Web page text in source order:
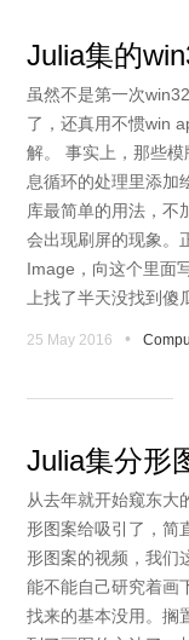
Julia集的
虽然不是第一次
了，还真用不惯win
解。 事实上，那些
息循环的处理里添加
库最简单的用法，不
会出现刷屏的现象。
Image，向这个里面
上找了半天没找到
25 May 2016 •
Julia集分形
从去年就开始窥东大
形图案给吸引了，简
形图案的视频，我们
能不能自己研究着画
找来的基本没用。搁